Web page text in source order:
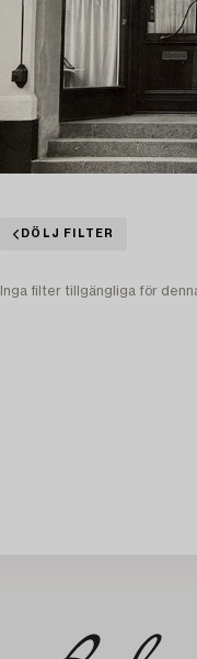
DÖLJ FILTER
Inga filter tillgängliga för